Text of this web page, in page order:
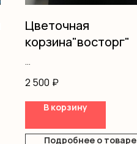
Цветочная
корзина"восторг"
Астранция
Эустома
Гипсофила
Корзина
2 500 ₽
В корзину
Подробнее о товаре